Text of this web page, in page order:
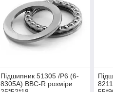
Підшипник 51305 /P6 (6-
8305А) BBC-R розміри